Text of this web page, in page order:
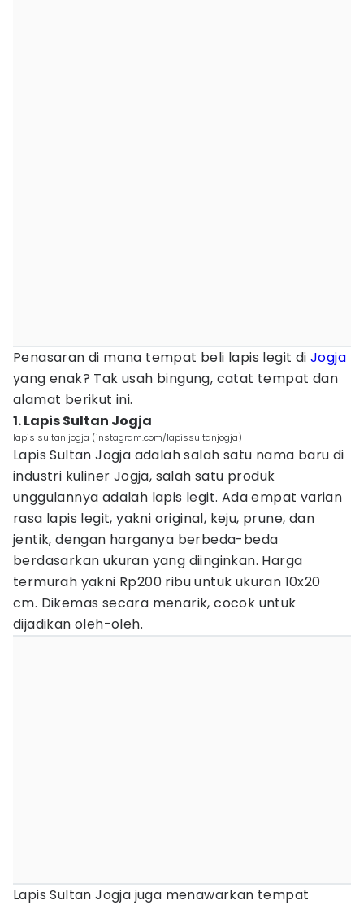
Penasaran di mana tempat beli lapis legit di Jogja
yang enak? Tak usah bingung, catat tempat dan
alamat berikut ini.
1. Lapis Sultan Jogja
lapis sultan jogja (instagram.com/lapissultanjogja)
Lapis Sultan Jogja adalah salah satu nama baru di
industri kuliner Jogja, salah satu produk
unggulannya adalah lapis legit. Ada empat varian
rasa lapis legit, yakni original, keju, prune, dan
jentik, dengan harganya berbeda-beda
berdasarkan ukuran yang diinginkan. Harga
termurah yakni Rp200 ribu untuk ukuran 10x20
cm. Dikemas secara menarik, cocok untuk
dijadikan oleh-oleh.
Lapis Sultan Jogja juga menawarkan tempat